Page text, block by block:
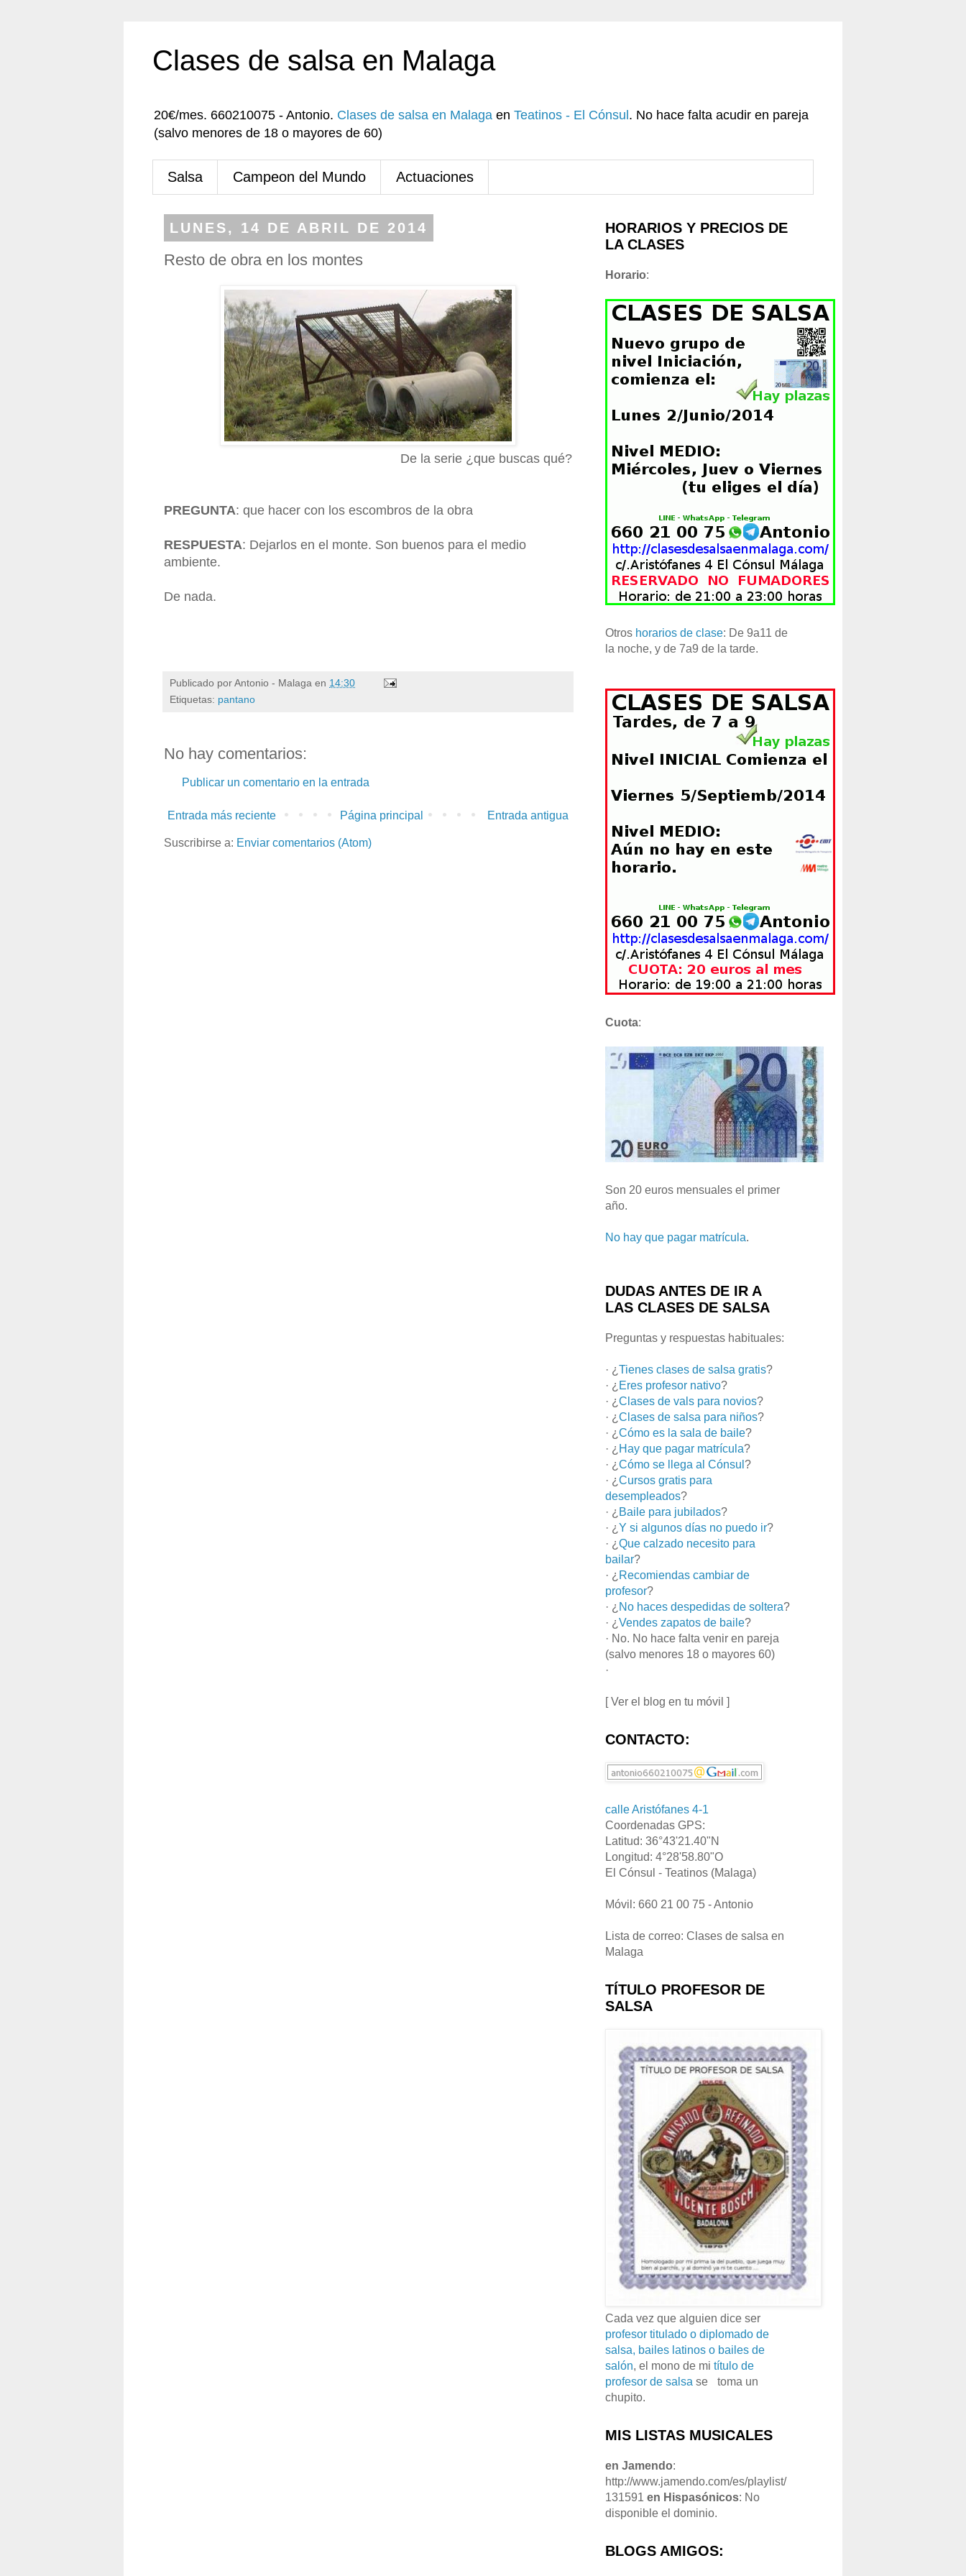
Clases de salsa en Malaga
20€/mes. 660210075 - Antonio. Clases de salsa en Malaga en Teatinos - El Cónsul . No hace falta acudir en pareja
(salvo menores de 18 o mayores de 60)
Salsa Campeon del Mundo Actuaciones
LUNES, 14 DE ABRIL DE 2014
Resto de obra en los montes
De la serie ¿que buscas qué?
PREGUNTA: que hacer con los escombros de la obra
RESPUESTA: Dejarlos en el monte. Son buenos para el medio
ambiente.
De nada.
Publicado porAntonio - Malaga en 14:30
Etiquetas: pantano
No hay comentarios:
Publicar un comentario en la entrada
Entrada más reciente Entrada antigua
Página principal
Suscribirse a: Enviar comentarios (Atom)
HORARIOS Y PRECIOS DE
LA CLASES
Horario:
Otros horarios de clase: De 9a11 de
la noche, y de 7a9 de la tarde.
Cuota:
Son 20 euros mensuales el primer
año.
No hay que pagar matrícula.
DUDAS ANTES DE IR A
LAS CLASES DE SALSA
Preguntas y respuestas habituales:
· ¿ Tienes clases de salsa gratis?
· ¿ Eres profesor nativo?
· ¿ Clases de vals para novios?
· ¿ Clases de salsa para niños?
· ¿ Cómo es la sala de baile?
· ¿ Hay que pagar matrícula?
· ¿ Cómo se llega al Cónsul ?
· ¿ Cursos gratis para
desempleados?
· ¿ Baile para jubilados?
· ¿ Y si algunos días no puedo ir?
· ¿ Que calzado necesito para
bailar?
· ¿ Recomiendas cambiar de
profesor?
· ¿ No haces despedidas de soltera?
· ¿ Vendes zapatos de baile?
· No. No hace falta venir en pareja
(salvo menores 18 o mayores 60)
·
[ Ver el blog en tu móvil ]
CONTACTO:
calle Aristófanes 4-1
Coordenadas GPS:
Latitud: 36°43'21.40"N
Longitud: 4°28'58.80"O
El Cónsul - Teatinos (Malaga)
Móvil: 660 21 00 75 - Antonio
Lista de correo: Clases de salsa en
Malaga
TÍTULO PROFESOR DE
SALSA
Cada vez que alguien dice ser
profesor titulado o diplomado de
salsa, bailes latinos o bailes de
salón, el mono de mi título de
profesor de salsa se
toma un
chupito.
MIS LISTAS MUSICALES
en Jamendo:
http://www.jamendo.com/es/playlist/
131591 en Hispasónicos: No
disponible el dominio.
BLOGS AMIGOS: